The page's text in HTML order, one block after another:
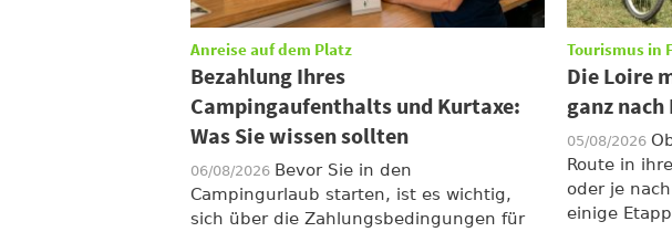
Anreise auf dem Platz
Bezahlung Ihres
Campingaufenthalts und Kurtaxe:
Was Sie wissen sollten
06/08/2026 Bevor Sie in den
Campingurlaub starten, ist es wichtig,
sich über die Zahlungsbedingungen für
Tourismus in
Die Loire
ganz
05/08/2026
Route in
oder je
einige